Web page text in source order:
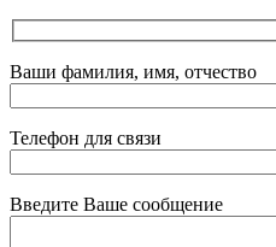
Ваши фамилия, имя, отчество
Телефон для связи
Введите Ваше сообщение